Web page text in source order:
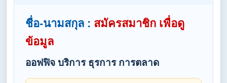
ชื่อ-นามสกุล : สมัครสมาชิก เพื่อดู
ข้อมูล
ออฟฟิจ บริการ ธุรการ การตลาด